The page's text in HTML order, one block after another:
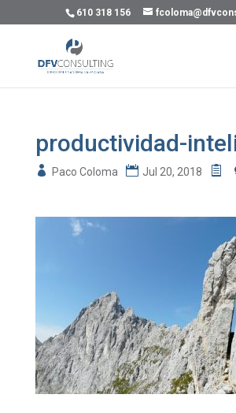
610 318 156
productividad-
Paco Coloma Jul 20, 2018